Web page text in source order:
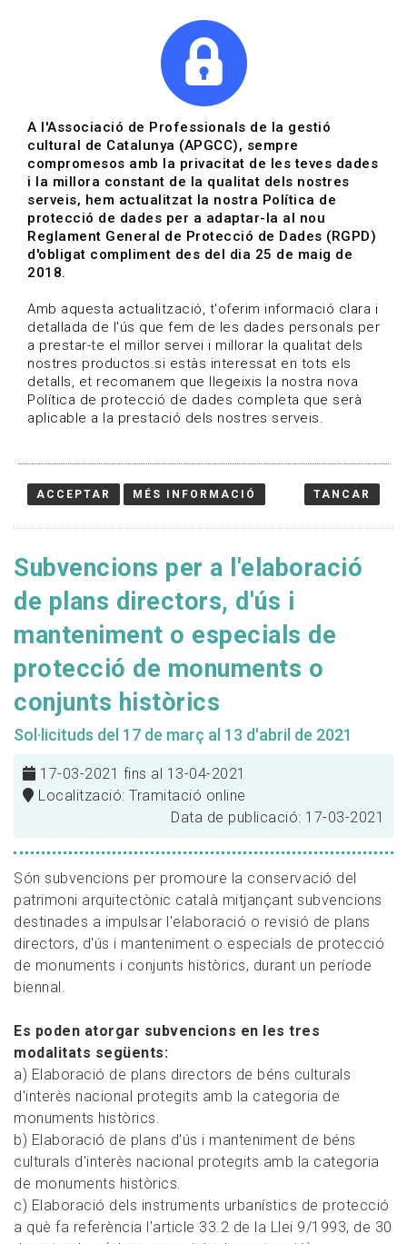
Convocatòries | Museus i
patrimoni
17-03-2021 fins al 13-04-2021
HOME
Subvencions per a l'elaboració
de plans directors, d'ús i
manteniment o especials de
protecció de monuments o
conjunts històrics
Sol·licituds del 17 de març al 13 d'abril de 2021
17-03-2021 fins al 13-04-2021
Localització: Tramitació online
Data de publicació: 17-03-2021
Són subvencions per promoure la conservació del
patrimoni arquitectònic català mitjançant subvencions
destinades a impulsar l'elaboració o revisió de plans
directors, d'ús i manteniment o especials de protecció
de monuments i conjunts històrics, durant un període
biennal.
Es poden atorgar subvencions en les tres
modalitats següents:
a) Elaboració de plans directors de béns culturals
d'interès nacional protegits amb la categoria de
monuments històrics.
b) Elaboració de plans d'ús i manteniment de béns
culturals d'interès nacional protegits amb la categoria
de monuments històrics.
c) Elaboració dels instruments urbanístics de protecció
a què fa referència l'article 33.2 de la Llei 9/1993, de 30
A l'Associació de Professionals de la gestió
cultural de Catalunya (APGCC), sempre
compromesos amb la privacitat de les teves dades
i la millora constant de la qualitat dels nostres
serveis, hem actualitzat la nostra Política de
protecció de dades per a adaptar-la al nou
Reglament General de Protecció de Dades (RGPD)
d'obligat compliment des del dia 25 de maig de
2018.
Amb aquesta actualització, t'oferim informació clara i
detallada de l'ús que fem de les dades personals per
a prestar-te el millor servei i millorar la qualitat dels
nostres productos.si estàs interessat en tots els
detalls, et recomanem que llegeixis la nostra nova
Política de protecció de dades completa que serà
aplicable a la prestació dels nostres serveis.
ACCEPTAR MÉS INFORMACIÓ TANCAR